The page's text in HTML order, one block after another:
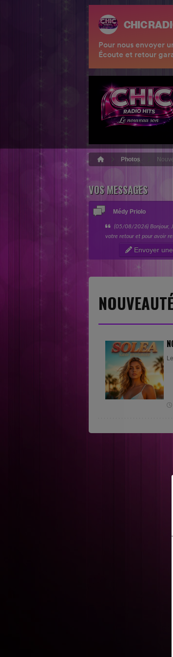
Photos
VOS MESSAGES
Médy Priolo
(05/08/2026) Bonjour,
votre retour et pour avoir
votre catégorie « Nouvelles
l’équipe de SINGL
Envoyer